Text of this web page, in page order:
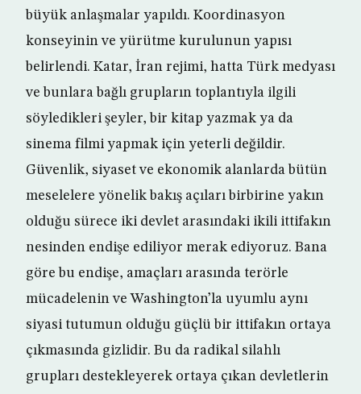
büyük anlaşmalar yapıldı. Koordinasyon
konseyinin ve yürütme kurulunun yapısı
belirlendi. Katar, İran rejimi, hatta Türk medyası
ve bunlara bağlı grupların toplantıyla ilgili
söyledikleri şeyler, bir kitap yazmak ya da
sinema filmi yapmak için yeterli değildir.
Güvenlik, siyaset ve ekonomik alanlarda bütün
meselelere yönelik bakış açıları birbirine yakın
olduğu sürece iki devlet arasındaki ikili ittifakın
nesinden endişe ediliyor merak ediyoruz. Bana
göre bu endişe, amaçları arasında terörle
mücadelenin ve Washington’la uyumlu aynı
siyasi tutumun olduğu güçlü bir ittifakın ortaya
çıkmasında gizlidir. Bu da radikal silahlı
grupları destekleyerek ortaya çıkan devletlerin